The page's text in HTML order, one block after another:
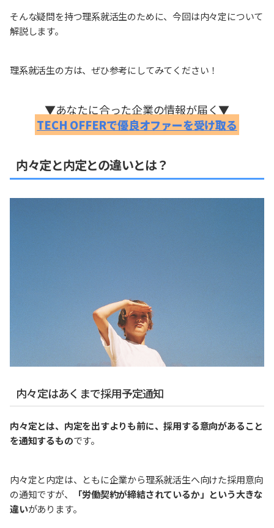
そんな疑問を持つ理系就活生のために、今回は内々定について
解説します。
理系就活生の方は、ぜひ参考にしてみてください！
▼あなたに合った企業の情報が届く▼
TECH OFFERで優良オファーを受け取る
内々定と内定との違いとは？
内々定はあくまで採用予定通知
内々定とは、内定を出すよりも前に、採用する意向があること
を通知するものです。
内々定と内定は、ともに企業から理系就活生へ向けた採用意向
の通知ですが、
「労働契約が締結されているか」という大きな
違いがあります。